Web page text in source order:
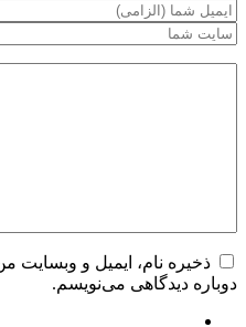
ذخیره نام، ایمیل و وبسایت
دوباره دیدگاهی می‌نویسم.